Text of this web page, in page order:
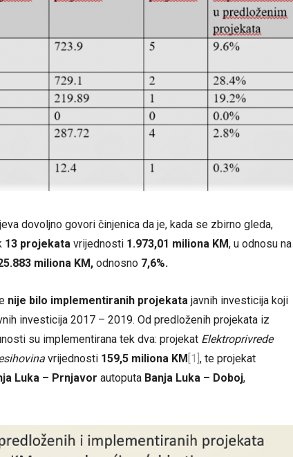
dovoljno govori činjenica da je, kada se zbirno gleda,
13 projekata vrijednosti 1.973,01 miliona KM, u odnosu na
miliona KM, odnosno 7,6%.
nije bilo implementiranih projekata javnih investicija koji
investicija 2017 – 2019. Od predloženih projekata iz
su implementirana tek dva: projekat Elektroprivrede
vrijednosti 159,5 miliona KM [1] , te projekat
Luka – Prnjavor autoputa Banja Luka – Doboj,